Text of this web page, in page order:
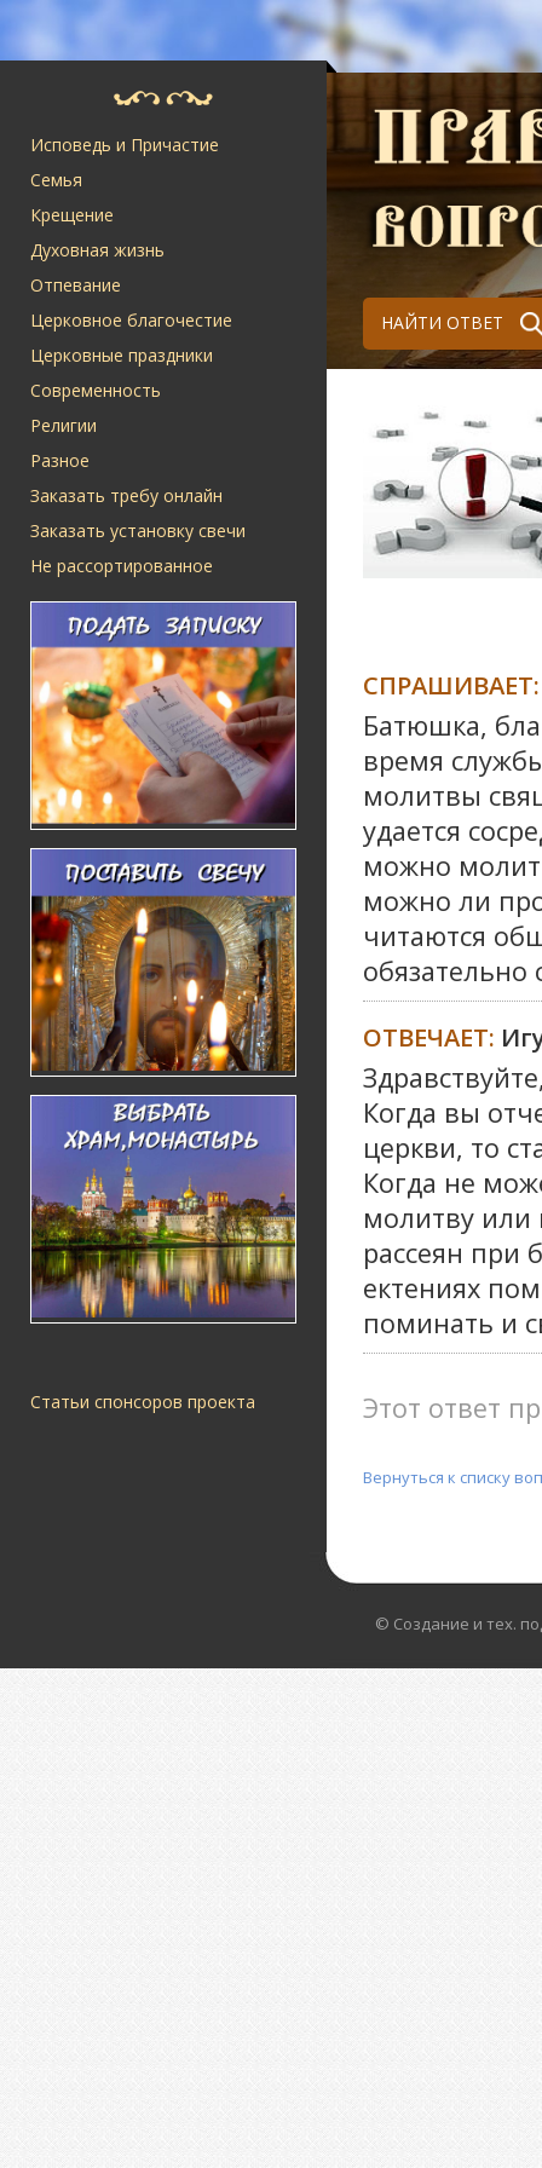
Исповедь и Причастие
Семья
Крещение
Духовная жизнь
Отпевание
Церковное благочестие
Церковные праздники
Современность
Религии
Разное
Заказать требу онлайн
Заказать установку свечи
Не рассортированное
Статьи спонсоров проекта
НАЙТИ ОТВЕТ
СПРАШИВАЕТ:
Батюшка,
время
молитвы
удается
можно
можно ли
читаются
ОТВЕЧАЕТ:
Когда вы
церкви, то
Когда не
молитву или
рассеян при
ектениях
поминать и
Этот ответ
Вернуться к списку
© Создание и тех.